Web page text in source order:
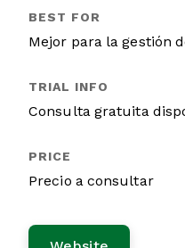
Mejor para la gestión
Consulta gratuita
Precio a consultar